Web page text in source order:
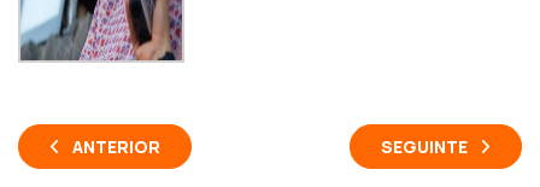
ANTERIOR SEGUINTE